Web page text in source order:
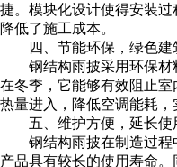
捷。模块化设计使得安装过
降低了施工成本。
四、节能环保，绿色建
钢结构雨披采用环保材
在冬季，它能够有效阻止
热量进入，降低空调能耗，
五、维护方便，延长使
钢结构雨披在制造过程
产品具有较长的使用寿命